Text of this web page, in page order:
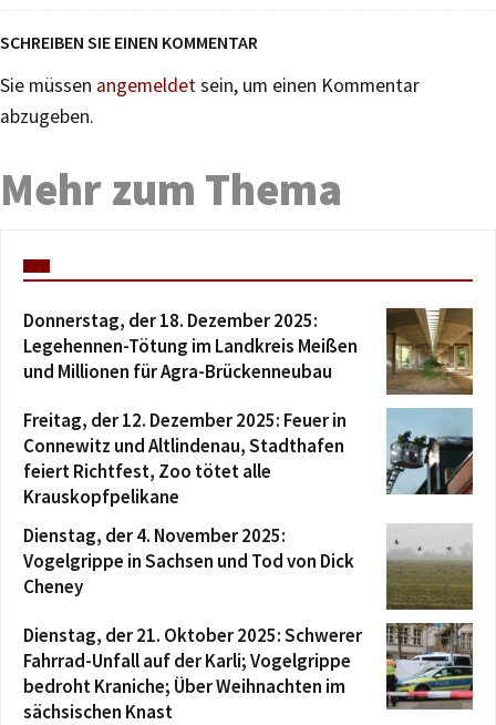
SCHREIBEN SIE EINEN KOMMENTAR
Sie müssen angemeldetsein, um einen Kommentar
abzugeben.
Mehr zum Thema
Donnerstag, der 18. Dezember 2025:
Legehennen-Tötung im Landkreis Meißen
und Millionen für Agra-Brückenneubau
Freitag, der 12. Dezember 2025: Feuer in
Connewitz und Altlindenau, Stadthafen
feiert Richtfest, Zoo tötet alle
Krauskopfpelikane
Dienstag, der 4. November 2025:
Vogelgrippe in Sachsen und Tod von Dick
Cheney
Dienstag, der 21. Oktober 2025: Schwerer
Fahrrad-Unfall auf der Karli; Vogelgrippe
bedroht Kraniche; Über Weihnachten im
sächsischen Knast